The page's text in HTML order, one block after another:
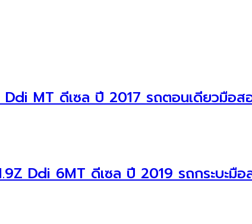
MT ดีเซล ปี 2017 รถตอนเดียวมือส
Ddi 6MT ดีเซล ปี 2019 รถกระบะมือ